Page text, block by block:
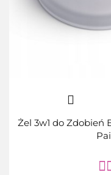
Żel 3w1 do Zdobień